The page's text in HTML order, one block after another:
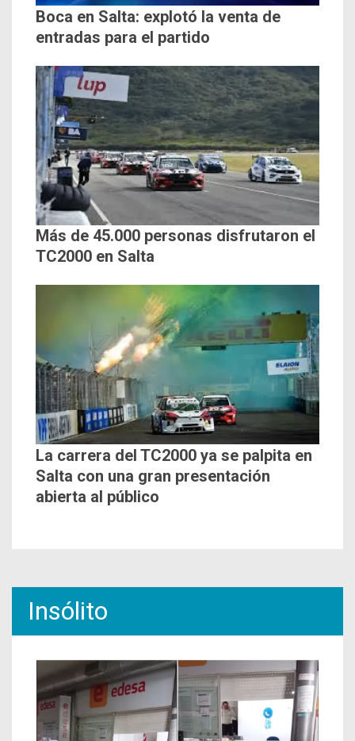
Boca en Salta: explotó la venta de
entradas para el partido
Más de 45.000 personas disfrutaron el
TC2000 en Salta
La carrera del TC2000 ya se palpita en
Salta con una gran presentación
abierta al público
Insólito